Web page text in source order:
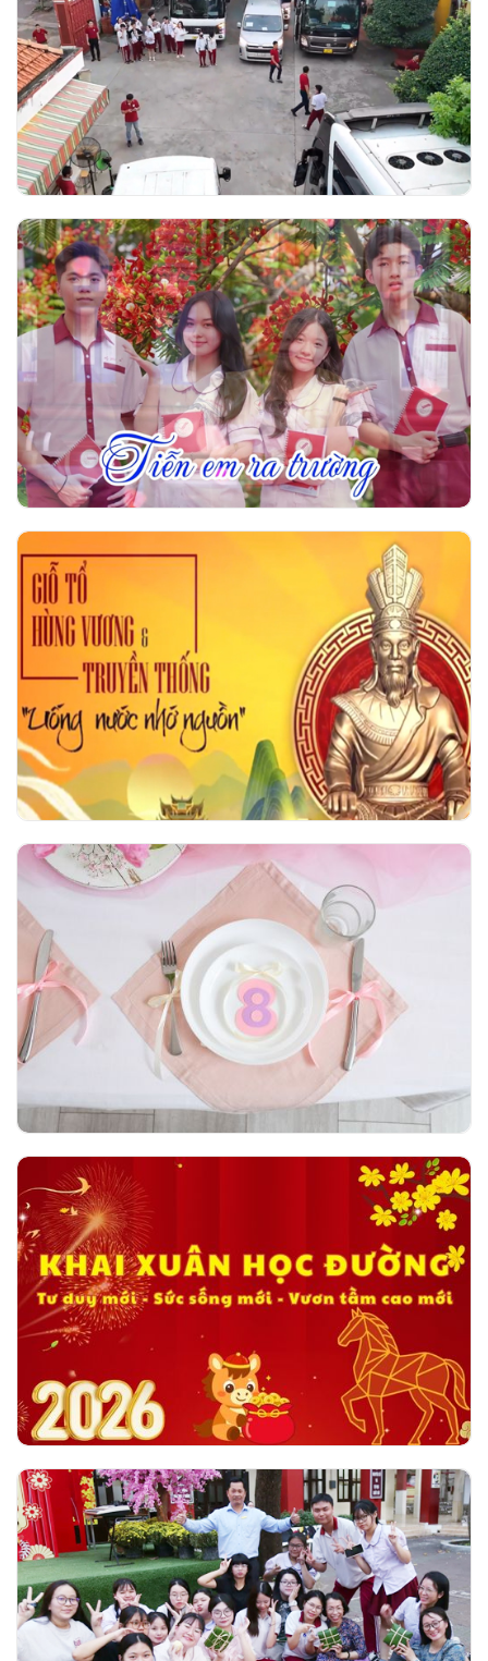
học sinh khối 12 đến các hội đồng thi tốt
nghiệp THPT 2026
Video nhạc Tiễn em ra trường - Thơ Phạm
Thị Thúy Vĩnh
Giỗ tổ Hùng Vương và Truyền thống uống
nước nhớ nguồn
Hội thi Duyên dáng áo dài Ngô Thời Nhiệm
2026 - Tri ân vẻ đẹp người giáo viên nhân
ngày 08/03/2026
Khai xuân học đường - Tư duy mới - Sức
sống mới - Vươn tầm cao mới
Hồn Việt đong đầy trong Hội Xuân học
đường của trường Ngô Thời Nhiệm